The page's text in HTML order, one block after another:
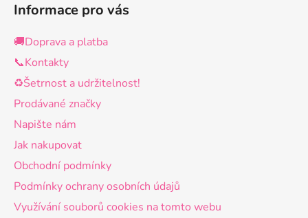
Informace pro vás
🚚Doprava a platba
📞Kontakty
♻️Šetrnost a udržitelnost!
Prodávané značky
Napište nám
Jak nakupovat
Obchodní podmínky
Podmínky ochrany osobních údajů
Využívání souborů cookies na tomto webu